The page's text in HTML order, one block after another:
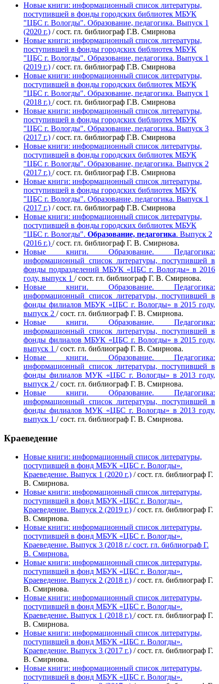
Новые книги: информационный список литературы,
поступившей в фонды городских библиотек МБУК
"ЦБС г. Вологды". Образование, педагогика. Выпуск 1
(2020 г.) / сост. гл. библиограф Г.В. Смирнова
Новые книги: информационный список литературы,
поступившей в фонды городских библиотек МБУК
"ЦБС г. Вологды". Образование, педагогика. Выпуск 1
(2019 г.) / сост. гл. библиограф Г.В. Смирнова
Новые книги: информационный список литературы,
поступившей в фонды городских библиотек МБУК
"ЦБС г. Вологды". Образование, педагогика. Выпуск 1
(2018 г.) / сост. гл. библиограф Г.В. Смирнова
Новые книги: информационный список литературы,
поступившей в фонды городских библиотек МБУК
"ЦБС г. Вологды". Образование, педагогика. Выпуск 3
(2017 г.) / сост. гл. библиограф Г.В. Смирнова
Новые книги: информационный список литературы,
поступившей в фонды городских библиотек МБУК
"ЦБС г. Вологды". Образование, педагогика. Выпуск 2
(2017 г.) / сост. гл. библиограф Г.В. Смирнова
Новые книги: информационный список литературы,
поступившей в фонды городских библиотек МБУК
"ЦБС г. Вологды". Образование, педагогика. Выпуск 1
(2017 г.) / сост. гл. библиограф Г.В. Смирнова
Новые книги: информационный список литературы,
поступившей в фонды городских библиотек МБУК
"ЦБС г. Вологды". Образование, педагогика. Выпуск 2
(2016 г.) / сост. гл. библиограф Г. В. Смирнова.
Новые книги. Образование. Педагогика:
информационный список литературы, поступившей в
фонды подразделений МБУК «ЦБС г. Вологды» в 2016
году, выпуск 1 / сост. гл. библиограф Г. В. Смирнова.
Новые книги. Образование. Педагогика:
информационный список литературы, поступившей в
фонды филиалов МБУК «ЦБС г. Вологды» в 2015 году,
выпуск 2 / сост. гл. библиограф Г. В. Смирнова.
Новые книги. Образование. Педагогика:
информационный список литературы, поступившей в
фонды филиалов МБУК «ЦБС г. Вологды» в 2015 году,
выпуск 1 / сост. гл. библиограф Г. В. Смирнова.
Новые книги. Образование. Педагогика:
информационный список литературы, поступившей в
фонды филиалов МУК «ЦБС г. Вологды» в 2013 году,
выпуск 2 / сост. гл. библиограф Г. В. Смирнова.
Новые книги. Образование. Педагогика:
информационный список литературы, поступившей в
фонды филиалов МУК «ЦБС г. Вологды» в 2013 году,
выпуск 1 / сост. гл. библиограф Г. В. Смирнова.
Краеведение
Новые книги: информационный список литературы,
поступившей в фонд МБУК «ЦБС г. Вологды».
Краеведение. Выпуск 1 (2020 г.) / сост. гл. библиограф Г.
В. Смирнова.
Новые книги: информационный список литературы,
поступившей в фонд МБУК «ЦБС г. Вологды».
Краеведение. Выпуск 2 (2019 г.) / сост. гл. библиограф Г.
В. Смирнова.
Новые книги: информационный список литературы,
поступившей в фонд МБУК «ЦБС г. Вологды».
Краеведение. Выпуск 3 (2018 г./ сост. гл. библиограф Г.
В. Смирнова.
Новые книги: информационный список литературы,
поступившей в фонд МБУК «ЦБС г. Вологды».
Краеведение. Выпуск 2 (2018 г.) / сост. гл. библиограф Г.
В. Смирнова.
Новые книги: информационный список литературы,
поступившей в фонд МБУК «ЦБС г. Вологды».
Краеведение. Выпуск 1 (2018 г.) / сост. гл. библиограф Г.
В. Смирнова.
Новые книги: информационный список литературы,
поступившей в фонд МБУК «ЦБС г. Вологды».
Краеведение. Выпуск 3 (2017 г.) / сост. гл. библиограф Г.
В. Смирнова.
Новые книги: информационный список литературы,
поступившей в фонд МБУК «ЦБС г. Вологды».